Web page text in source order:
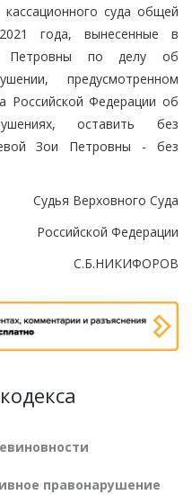
суда общей
года, вынесенные в
Петровны по делу об
предусмотренном
Российской Федерации об
оставить без
Зои Петровны - без
Судья Верховного Суда
Российской Федерации
С.Б.НИКИФОРОВ
правонарушение